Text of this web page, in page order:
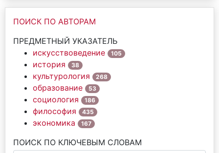
ПОИСК ПО АВТОРАМ
ПРЕДМЕТНЫЙ УКАЗАТЕЛЬ
искусствоведение
105
история 38
культурология 268
образование 53
социология 186
философия 435
экономика 167
ПОИСК ПО КЛЮЧЕВЫМ СЛОВАМ